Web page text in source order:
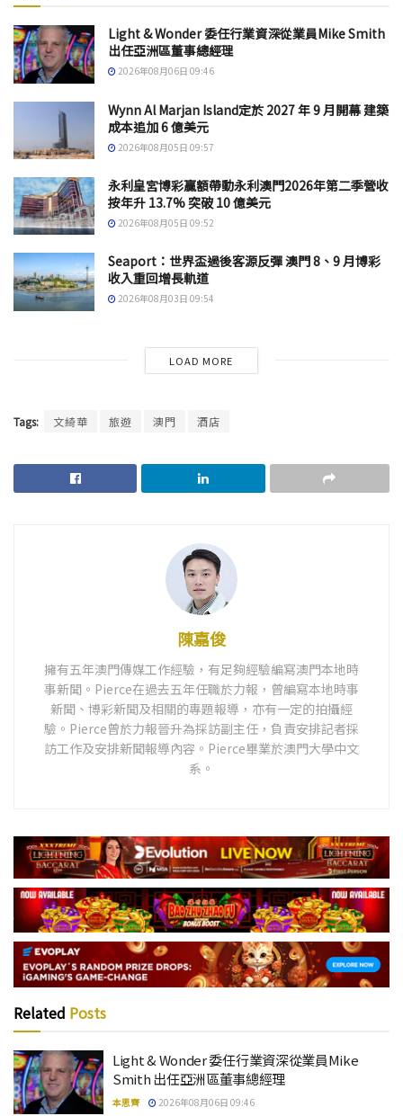
Light & Wonder 委任行業資深從業員Mike Smith
出任亞洲區董事總經理
2026年08月06日 09:46
Wynn Al Marjan Island定於 2027 年 9 月開幕 建築
成本追加 6 億美元
2026年08月05日 09:57
永利皇宮博彩贏額帶動永利澳門2026年第二季營收
按年升 13.7% 突破 10 億美元
2026年08月05日 09:52
Seaport：世界盃過後客源反彈 澳門 8、9 月博彩
收入重回增長軌道
2026年08月03日 09:54
LOAD MORE
Tags: 文綺華 旅遊 澳門 酒店
陳嘉俊
擁有五年澳門傳媒工作經驗，有足夠經驗編寫澳門本地時
事新聞。Pierce在過去五年任職於力報，曾編寫本地時事
新聞、博彩新聞及相關的專題報導，亦有一定的拍攝經
驗。Pierce曾於力報晉升為採訪副主任，負責安排記者採
訪工作及安排新聞報導內容。Pierce畢業於澳門大學中文
系。
Related Posts
Light & Wonder 委任行業資深從業員Mike
Smith 出任亞洲區董事總經理
本思齊 2026年08月06日 09:46